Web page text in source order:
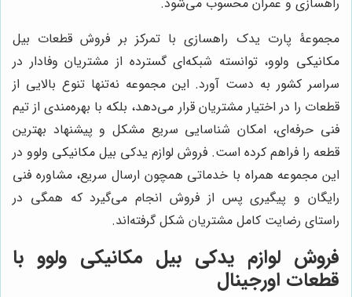
مجموعۀ پارت یدک راهسازی با تمرکز بر فروش قطعات بیل
مکانیکی ولوو، توانسته شبکه‌ای گسترده از مشتریان وفادار در
سراسر کشور به دست آورد. این مجموعه نه‌تنها تنوع بالایی از
قطعات را در اختیار مشتریان قرار می‌دهد، بلکه با بهره‌مندی از تیم
فنی حرفه‌ای، امکان شناسایی سریع مشکل و پیشنهاد بهترین
قطعه را فراهم کرده است. فروش لوازم یدکی بیل مکانیکی ولوو در
این مجموعه همراه با خدماتی همچون ارسال سریع، مشاوره فنی
رایگان و پیگیری پس از فروش انجام می‌گیرد که همگی در
راستای رضایت کامل مشتریان شکل گرفته‌اند.
فروش لوازم یدکی بیل مکانیکی ولوو با
قطعات اورجینال